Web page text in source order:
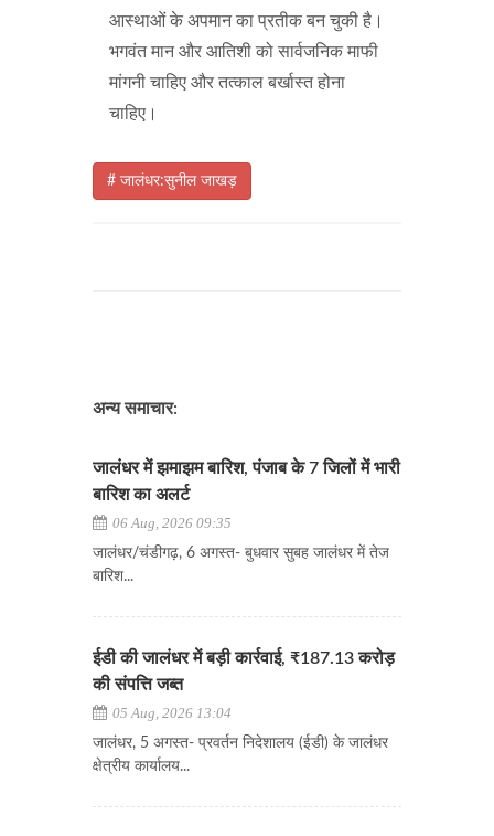
आस्थाओं के अपमान का प्रतीक बन चुकी है।
भगवंत मान और आतिशी को सार्वजनिक माफी
मांगनी चाहिए और तत्काल बर्खास्त होना
चाहिए।
# जालंधर:सुनील जाखड़
अन्य समाचार:
जालंधर में झमाझम बारिश, पंजाब के 7 जिलों में भारी
बारिश का अलर्ट
06 Aug, 2026 09:35
जालंधर/चंडीगढ़, 6 अगस्त- बुधवार सुबह जालंधर में तेज
बारिश...
ईडी की जालंधर में बड़ी कार्रवाई, ₹187.13 करोड़
की संपत्ति जब्त
05 Aug, 2026 13:04
जालंधर, 5 अगस्त- प्रवर्तन निदेशालय (ईडी) के जालंधर
क्षेत्रीय कार्यालय...